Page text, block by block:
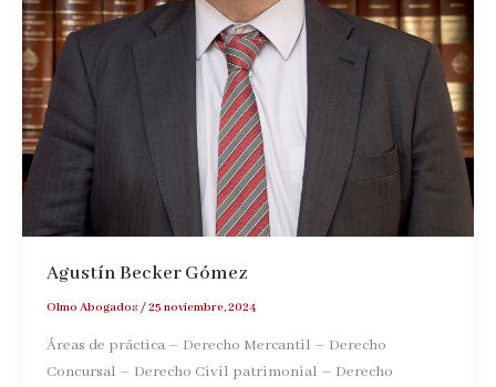
Agustín Becker Gómez
Olmo Abogados /25 noviembre, 2024
Áreas de práctica – Derecho Mercantil – Derecho
Concursal – Derecho Civil patrimonial – Derecho